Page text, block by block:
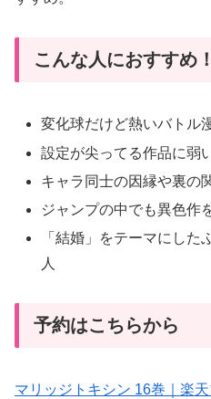
こんな人におすすめ！
変化球だけど熱いバトル
設定が尖ってる作品に弱
キャラ同士の因縁や裏の
ジャンプの中でも異色作
「結婚」をテーマにした
人
予約はこちらから
マリッジトキシン 16巻｜楽